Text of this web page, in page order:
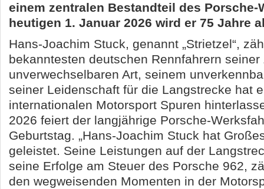
einem zentralen Bestandteil des Porsche-
heutigen 1. Januar 2026 wird er 75 Jahre
Hans-Joachim Stuck, genannt „Strietzel“,
bekanntesten deutschen Rennfahrern
unverwechselbaren Art, seinem
seiner Leidenschaft für die Langstrecke hat
internationalen Motorsport Spuren
2026 feiert der langjährige Porsche-
Geburtstag. „Hans-Joachim Stuck hat
geleistet. Seine Leistungen auf der
seine Erfolge am Steuer des Porsche 962,
den wegweisenden Momenten in der